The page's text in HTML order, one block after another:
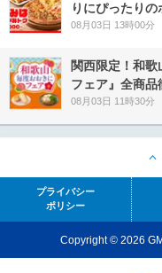
りにぴったり
08月03日 13時00分
関西限定！和
フェア』全商品
08月03日 11時30分
プライバシー
ポリシー
Copyright © 2026